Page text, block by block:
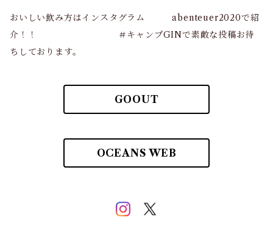
おいしい飲み方はインスタグラム abenteuer2020で紹
介！！ ＃キャンプGINで素敵な投稿お待
ちしております。
GOOUT
OCEANS WEB